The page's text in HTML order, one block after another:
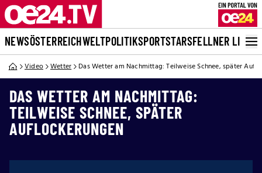
NEWSÖSTERREICHWELTPOLITIKSPORTSTARSFELLNER LIVE
Video Wetter Das Wetter am Nachmittag: Teilweise Schnee, später
DAS WETTER AM NACHMITTAG:
TEILWEISE SCHNEE, SPÄTER
AUFLOCKERUNGEN